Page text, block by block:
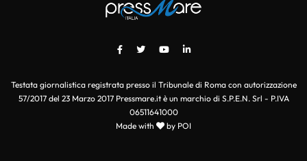
Testata giornalistica registrata presso il Tribunale di Roma con autorizzazione
57/2017 del 23 Marzo 2017 Pressmare.it è un marchio di S.P.E.N. Srl - P.IVA
06511641000
Made with
by POI